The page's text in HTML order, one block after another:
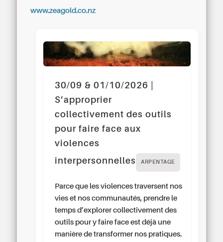
www.zeagold.co.nz
30/09 & 01/10/2026 |
S’approprier
collectivement des outils
pour faire face aux
violences
interpersonnelles
ARPENTAGE
Parce que les violences traversent nos
vies et nos communautés, prendre le
temps d’explorer collectivement des
outils pour y faire face est déjà une
manière de transformer nos pratiques.